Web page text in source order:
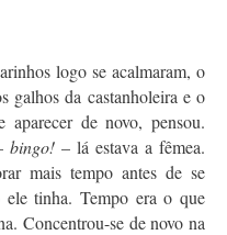
logo se acalmaram, o
galhos da castanholeira e o
de novo, pensou.
bingo! – lá estava a fêmea.
mais tempo antes de se
ele tinha. Tempo era o que
Concentrou-se de novo na